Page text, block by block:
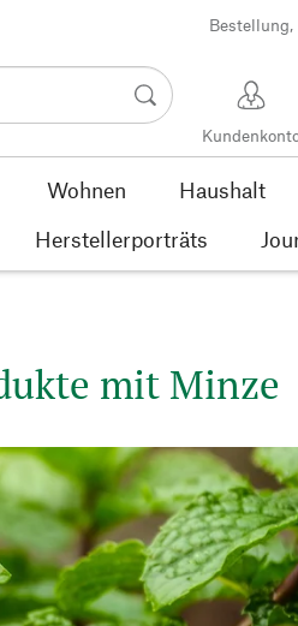
Bestellung,
Wohnen Haushalt
Herstellerporträts
mit Minze